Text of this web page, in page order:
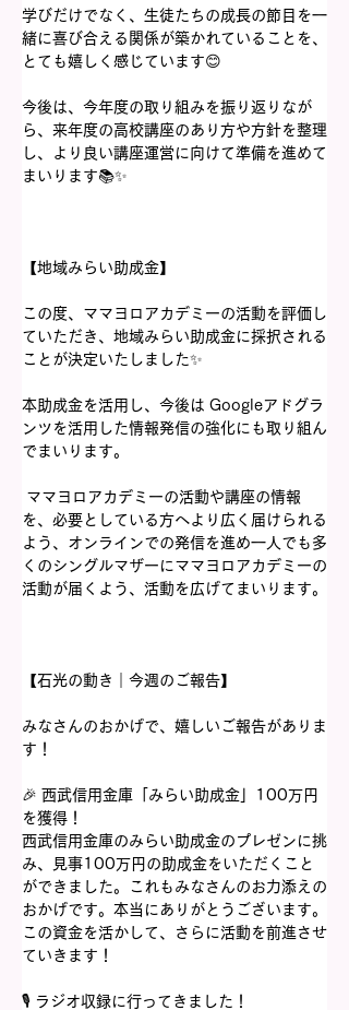
学びだけでなく、生徒たちの成長の節目を一
緒に喜び合える関係が築かれていることを、
とても嬉しく感じています😊
今後は、今年度の取り組みを振り返りなが
ら、来年度の高校講座のあり方や方針を整理
し、より良い講座運営に向けて準備を進めて
まいります📚✨
【地域みらい助成金】
この度、ママヨロアカデミーの活動を評価し
ていただき、地域みらい助成金に採択される
ことが決定いたしました✨
本助成金を活用し、今後は Googleアドグラ
ンツを活用した情報発信の強化にも取り組ん
でまいります。
を、必要としている方へより広く届けられる
よう、オンラインでの発信を進め一人でも多
くのシングルマザーにママヨロアカデミーの
活動が届くよう、活動を広げてまいります。
【石光の動き｜今週のご報告】
みなさんのおかげで、嬉しいご報告がありま
す！
🎉 西武信用金庫「みらい助成金」100万円
を獲得！
西武信用金庫のみらい助成金のプレゼンに挑
み、見事100万円の助成金をいただくこと
ができました。これもみなさんのお力添えの
おかげです。本当にありがとうございます。
この資金を活かして、さらに活動を前進させ
ていきます！
🎙️ ラジオ収録に行ってきました！